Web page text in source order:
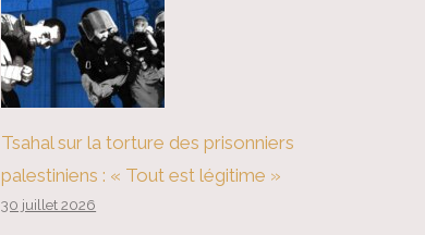
Tsahal sur la torture des prisonniers
palestiniens : « Tout est légitime »
30 juillet 2026